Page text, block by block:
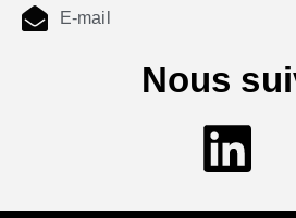
E-mail
Nous